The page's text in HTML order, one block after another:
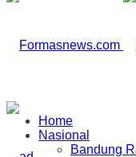
Home
Nasional
Bandung